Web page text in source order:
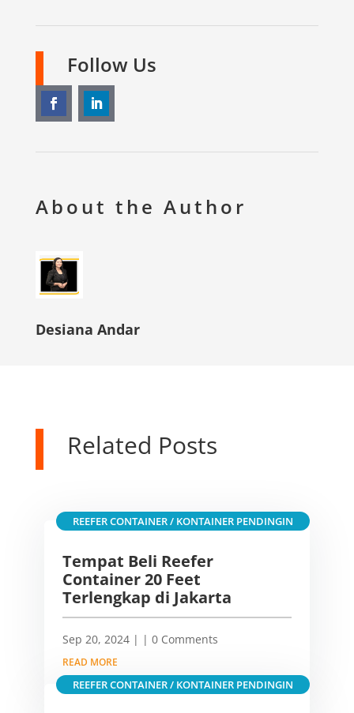
Follow Us
About the Author
Desiana Andar
Related Posts
Tempat Beli Reefer
Container 20 Feet
Terlengkap di Jakarta
Sep 20, 2024|
REEFER CONTAINER / KONTAINER PENDINGIN
| 0 Comments
READ MORE
REEFER CONTAINER / KONTAINER PENDINGIN